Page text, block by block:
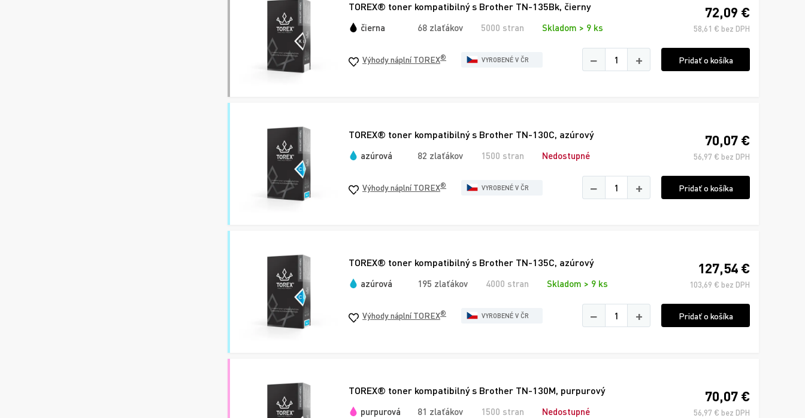
TOREX® toner kompatibilný s Brother TN-135Bk, čierny
čierna 68 zlaťákov 5000 stran Skladom > 9 ks
72,09 €
58,61 € bez DPH
Výhody náplní TOREX® VYROBENÉ V ČR − + Pridať o košíka
TOREX® toner kompatibilný s Brother TN-130C, azúrový
azúrová 82 zlaťákov 1500 stran Nedostupné
70,07 €
56,97 € bez DPH
Výhody náplní TOREX® VYROBENÉ V ČR − + Pridať o košíka
TOREX® toner kompatibilný s Brother TN-135C, azúrový
azúrová 195 zlaťákov 4000 stran Skladom > 9 ks
127,54 €
103,69 € bez DPH
Výhody náplní TOREX® VYROBENÉ V ČR − + Pridať o košíka
TOREX® toner kompatibilný s Brother TN-130M, purpurový
purpurová 81 zlaťákov 1500 stran Nedostupné
70,07 €
56,97 € bez DPH